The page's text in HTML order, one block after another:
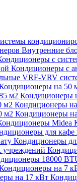
Внутренние
с
Кондиционеры с
VRF-VRV
на 50
м2 Кондиционеры
м2 Кондиционеры
м2 Кондиционеры
Midea
для кафе
Кондиционеры
учреждений
18000
на 7
на 17 кВт